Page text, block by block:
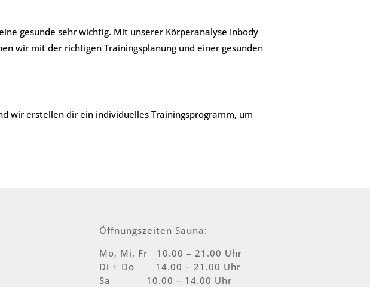
gesunde sehr wichtig. Mit unserer Körperanalyse Inbody
wir mit der richtigen Trainingsplanung und einer gesunden
wir erstellen dir ein individuelles Trainingsprogramm, um
Öffnungszeiten Sauna:
Mo, Mi, Fr 10.00 – 21.00 Uhr
Di + Do 14.00 – 21.00 Uhr
Sa 10.00 – 14.00 Uhr